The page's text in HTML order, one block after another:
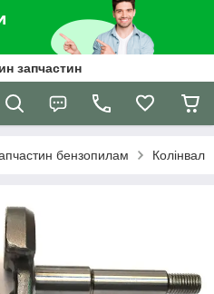
запчастин
бензопилам Колінвал